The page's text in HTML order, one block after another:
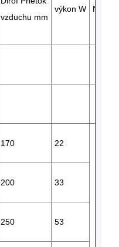
vzduchu mm
výkon W
170 22
200 33
250 53